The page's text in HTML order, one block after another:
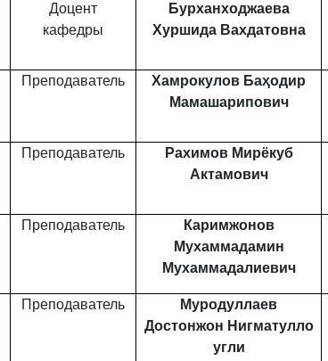
Доцент
кафедры
Бурханходжаева
Хуршида Вахдатовна
Преподаватель
Хамрокулов Баҳодир
Мамашарипович
Преподаватель
Рахимов Мирёкуб
Актамович
Преподаватель
Каримжонов
Мухаммадамин
Мухаммадалиевич
Преподаватель
Муродуллаев
Достонжон Нигматулло
угли